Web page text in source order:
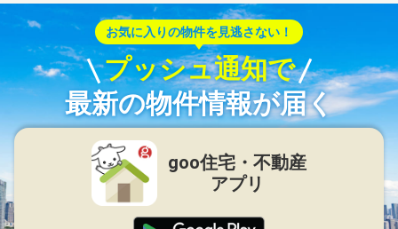
お気に入りの物件を見逃さない！
プッシュ通知で
最新の物件情報が届く
goo住宅・不動産
アプリ